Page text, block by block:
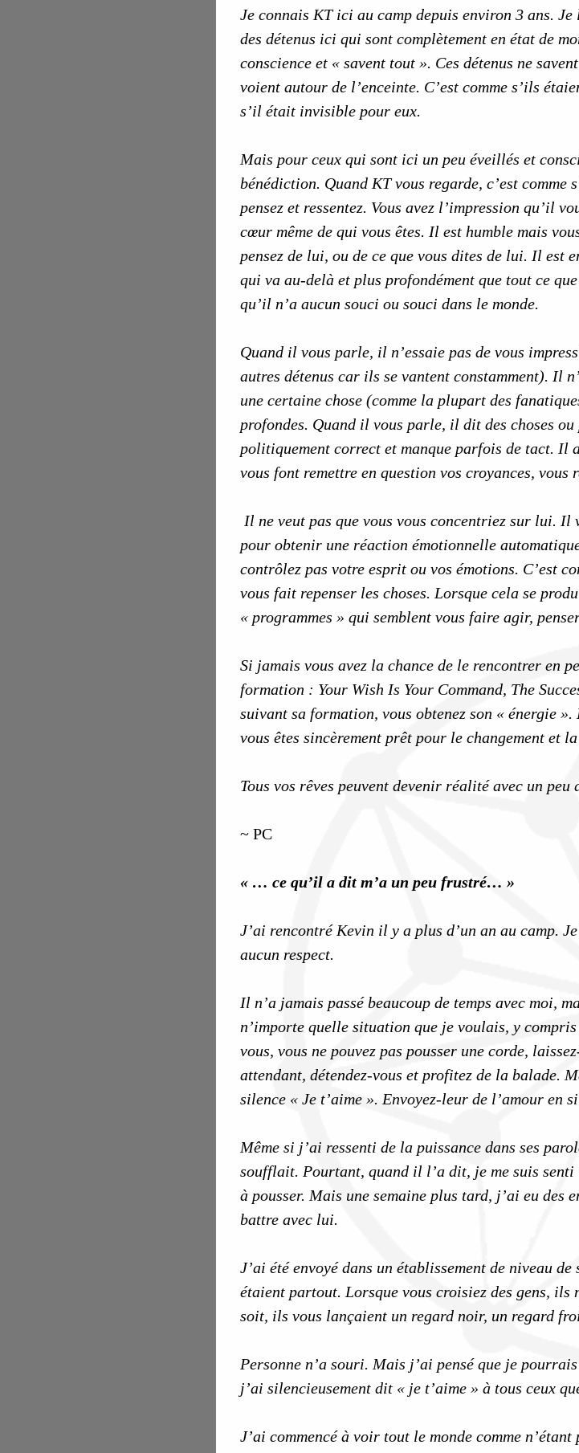
Je connais KT ici au camp depuis environ 3 ans.
des détenus ici qui sont complètement en état de
conscience et « savent tout ». Ces détenus ne
voient autour de l’enceinte. C’est comme s’ils
s’il était invisible pour eux.
Mais pour ceux qui sont ici un peu éveillés et
bénédiction. Quand KT vous regarde, c’est comme
pensez et ressentez. Vous avez l’impression qu’il
cœur même de qui vous êtes. Il est humble mais
pensez de lui, ou de ce que vous dites de lui. Il
qui va au-delà et plus profondément que tout ce
qu’il n’a aucun souci ou souci dans le monde.
Quand il vous parle, il n’essaie pas de vous
autres détenus car ils se vantent constamment). Il
une certaine chose (comme la plupart des
profondes. Quand il vous parle, il dit des choses
politiquement correct et manque parfois de tact. Il
vous font remettre en question vos croyances,
Il ne veut pas que vous vous concentriez sur lui.
pour obtenir une réaction émotionnelle
contrôlez pas votre esprit ou vos émotions. C’est
vous fait repenser les choses. Lorsque cela se
« programmes » qui semblent vous faire agir,
Si jamais vous avez la chance de le rencontrer en
formation : Your Wish Is Your Command, The
suivant sa formation, vous obtenez son « énergie
vous êtes sincèrement prêt pour le changement et
Tous vos rêves peuvent devenir réalité avec un peu
~ PC
« … ce qu’il a dit m’a un peu frustré… »
J’ai rencontré Kevin il y a plus d’un an au camp.
aucun respect.
Il n’a jamais passé beaucoup de temps avec moi,
n’importe quelle situation que je voulais, y
vous, vous ne pouvez pas pousser une corde,
attendant, détendez-vous et profitez de la balade.
silence « Je t’aime ». Envoyez-leur de l’amour
Même si j’ai ressenti de la puissance dans ses
soufflait. Pourtant, quand il l’a dit, je me suis
à pousser. Mais une semaine plus tard, j’ai eu des
battre avec lui.
J’ai été envoyé dans un établissement de niveau
étaient partout. Lorsque vous croisiez des gens,
soit, ils vous lançaient un regard noir, un regard
Personne n’a souri. Mais j’ai pensé que je
j’ai silencieusement dit « je t’aime » à tous ceux
J’ai commencé à voir tout le monde comme